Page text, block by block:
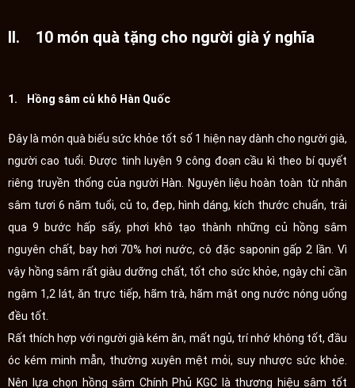
II. 10 món quà tặng cho người già ý nghĩa
1. Hồng sâm củ khô Hàn Quốc
Đây là món quà biếu sức khỏe tốt số 1 hiện nay dành cho người già,
người cao tuổi. Được tinh luyện 9 công đoạn cầu kì theo bí quyết
riêng truyền thống của người Hàn. Nguyên liệu hoàn toàn từ nhân
sâm tươi 6 năm tuổi, củ to, đẹp, hình dáng, kích thước chuẩn, trải
qua 9 bước hấp sấy, phơi khô tạo thành những củ hồng sâm
nguyên chất, bay hơi 70% hơi nước, cô đặc saponin gấp 2 lần. Vì
vậy hồng sâm rất giàu dưỡng chất, tốt cho sức khỏe, ngày chỉ cần
ngậm 1,2 lát, ăn trực tiếp, hãm trà, hãm mật ong nước nóng uống
đều tốt.
Rất thích hợp với người già kém ăn, mất ngủ, trí nhớ không tốt, đầu
óc kém minh mẫn, thường xuyên mệt mỏi, suy nhược sức khỏe.
Nên lựa chọn hồng sâm Chính Phủ KGC là thương hiệu sâm tốt